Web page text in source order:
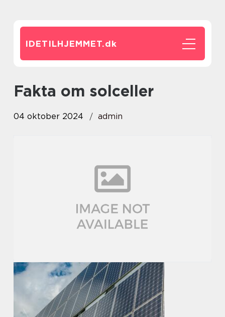
IDETILHJEMMET.dk
fakta om solceller
04 oktober 2024 admin